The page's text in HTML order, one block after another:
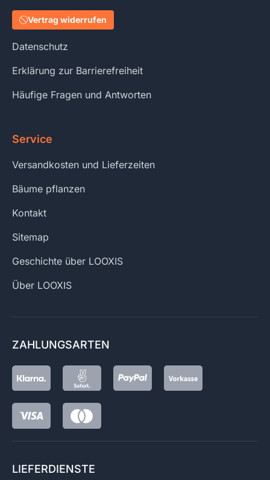
Vertrag widerrufen
Datenschutz
Erklärung zur Barrierefreiheit
Häufige Fragen und Antworten
Service
Versandkosten und Lieferzeiten
Bäume pflanzen
Kontakt
Sitemap
Geschichte über LOOXIS
Über LOOXIS
ZAHLUNGSARTEN
LIEFERDIENSTE